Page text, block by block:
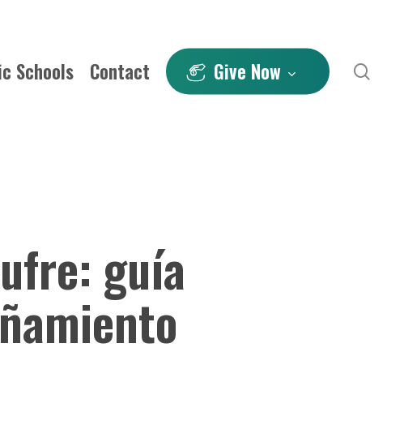
Schools Contact Give Now
guía